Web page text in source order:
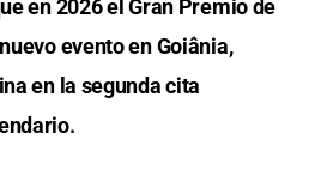
en 2026 el Gran Premio de
evento en Goiânia,
en la segunda cita